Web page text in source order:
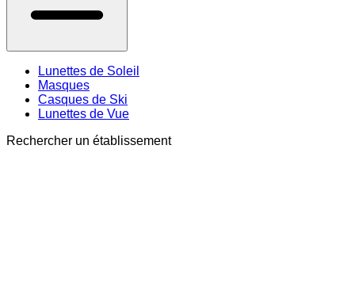
Lunettes de Soleil
Masques
Casques de Ski
Lunettes de Vue
Rechercher un établissement